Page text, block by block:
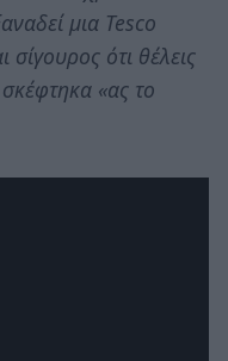
μια Tesco
ότι θέλεις
«ας το